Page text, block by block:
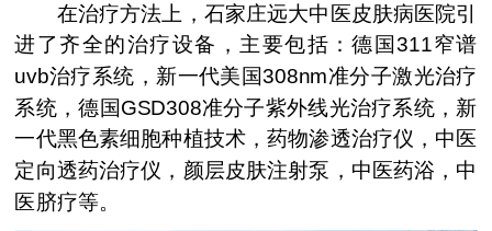
在治疗方法上，石家庄远大中医皮肤病医院引
进了齐全的治疗设备，主要包括：德国311窄谱
uvb治疗系统，新一代美国308nm准分子激光治疗
系统，德国GSD308准分子紫外线光治疗系统，新
一代黑色素细胞种植技术，药物渗透治疗仪，中医
定向透药治疗仪，颜层皮肤注射泵，中医药浴，中
医脐疗等。